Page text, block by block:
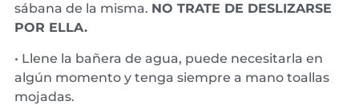
sábana de la misma. NO TRATE DE DESLIZARSE
POR ELLA.
• Llene la bañera de agua, puede necesitarla en
algún momento y tenga siempre a mano toallas
mojadas.